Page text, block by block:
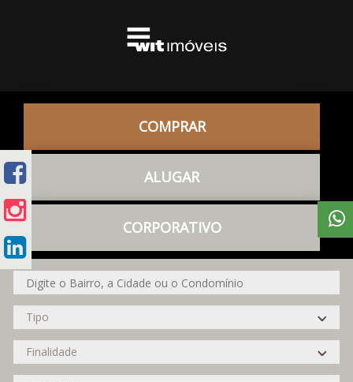
COMPRAR
ALUGAR
CORPORATIVO